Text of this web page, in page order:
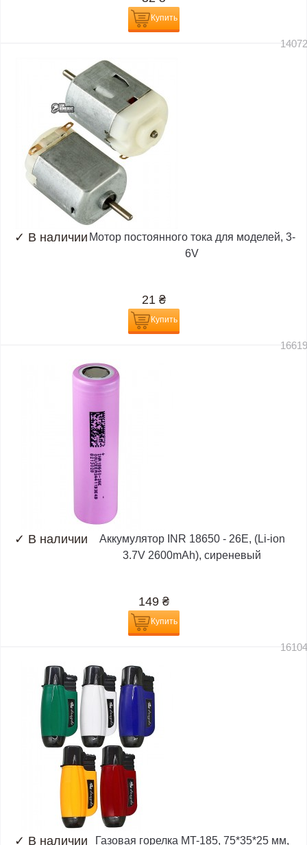
Купить
✓ В наличии Мотор постоянного тока для моделей, 3-
6V
21 ₴
Купить
✓ В наличии
Аккумулятор INR 18650 - 26E, (Li-ion
3.7V 2600mAh), сиреневый
149 ₴
Купить
✓ В наличии
Газовая горелка MT-185, 75*35*25 мм,